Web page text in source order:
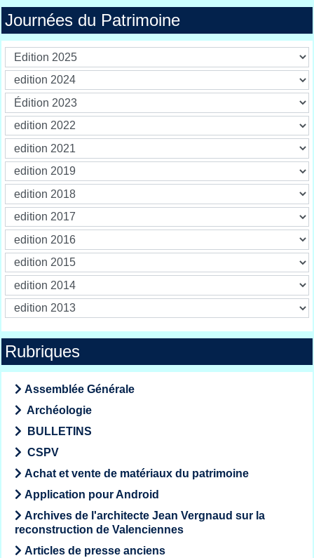
Journées du Patrimoine
Rubriques
Assemblée Générale
Archéologie
BULLETINS
CSPV
Achat et vente de matériaux du patrimoine
Application pour Android
Archives de l'architecte Jean Vergnaud sur la
reconstruction de Valenciennes
Articles de presse anciens